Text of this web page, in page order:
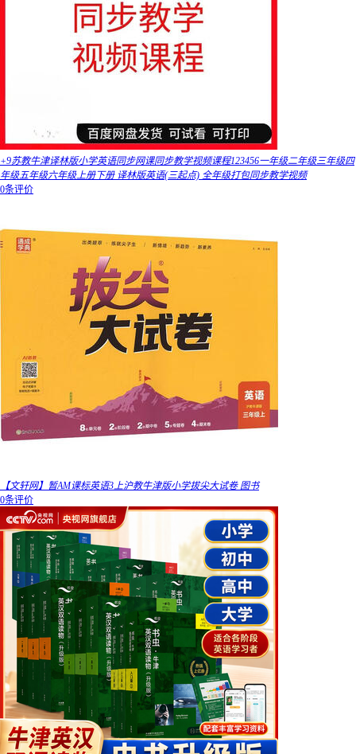
+9苏教牛津译林版小学英语同步网课同步教学视频课程123456一年级二年级三年级四
年级五年级六年级上册下册 译林版英语(三起点) 全年级打包同步教学视频
0条评价
【文轩网】暂AM课标英语3上沪教牛津版小学拔尖大试卷 图书
0条评价